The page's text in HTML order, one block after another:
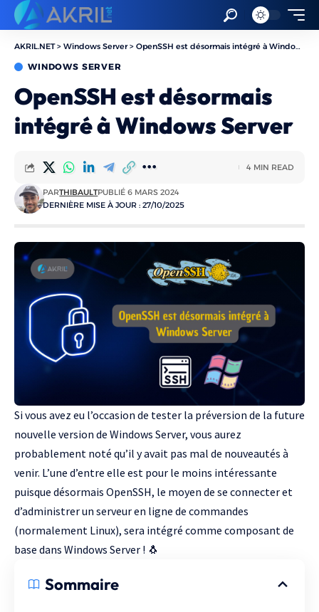
AKRIL.NET> Windows Server> OpenSSH est désormais intégré à Windows Server
WINDOWS SERVER
OpenSSH est désormais
intégré à Windows Server
DERNIÈRE MISE À JOUR : 27/10/2025
PARTHIBAULTPUBLIÉ 6 MARS 2024
4 MIN READ
Si vous avez eu l’occasion de tester la préversion de la future
nouvelle version de Windows Server, vous aurez
probablement noté qu’il y avait pas mal de nouveautés à
venir. L’une d’entre elle est pour le moins intéressante
puisque désormais OpenSSH, le moyen de se connecter et
d’administrer un serveur en ligne de commandes
(normalement Linux), sera intégré comme composant de
base dans Windows Server ! 🐧
Sommaire